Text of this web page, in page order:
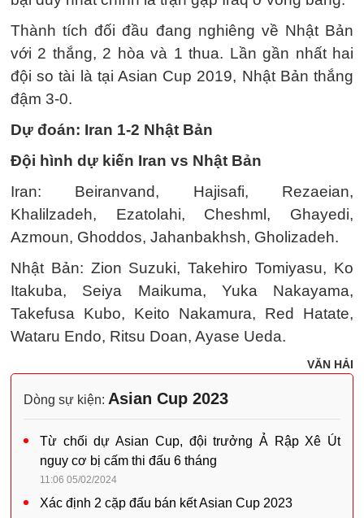
Thành tích đối đầu đang nghiêng về Nhật Bản
với 2 thắng, 2 hòa và 1 thua. Lần gần nhất hai
đội so tài là tại Asian Cup 2019, Nhật Bản thắng
đậm 3-0.
Dự đoán: Iran 1-2 Nhật Bản
Đội hình dự kiến Iran vs Nhật Bản
Iran: Beiranvand, Hajisafi, Rezaeian,
Khalilzadeh, Ezatolahi, Cheshml, Ghayedi,
Azmoun, Ghoddos, Jahanbakhsh, Gholizadeh.
Nhật Bản: Zion Suzuki, Takehiro Tomiyasu, Ko
Itakuba, Seiya Maikuma, Yuka Nakayama,
Takefusa Kubo, Keito Nakamura, Red Hatate,
Wataru Endo, Ritsu Doan, Ayase Ueda.
VĂN HẢI
Dòng sự kiện: Asian Cup 2023
Từ chối dự Asian Cup, đội trưởng Ả Rập Xê Út
nguy cơ bị cấm thi đấu 6 tháng
11:06 05/02/2024
Xác định 2 cặp đấu bán kết Asian Cup 2023